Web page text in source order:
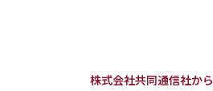
株式会社共同通信社か